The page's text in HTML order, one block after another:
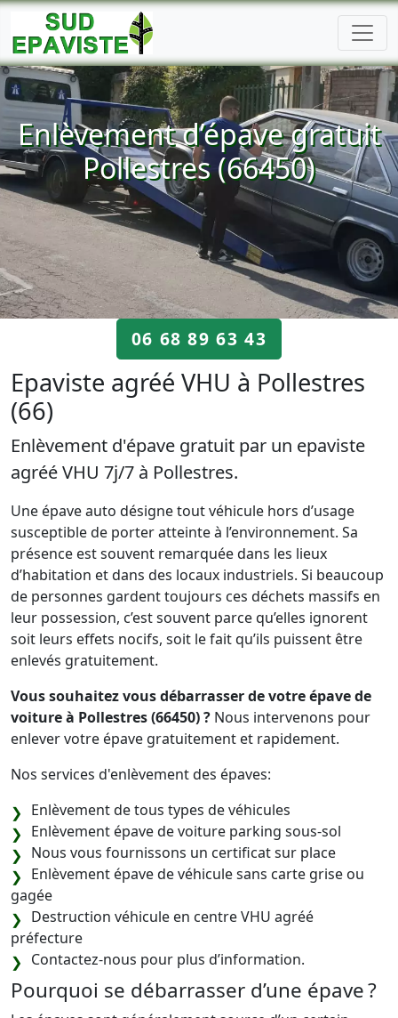
Enlèvement d’épave gratuit
Pollestres (66450)
06 68 89 63 43
Epaviste agréé VHU à Pollestres
(66)
Enlèvement d'épave gratuit par un epaviste
agréé VHU 7j/7 à Pollestres.
Une épave auto désigne tout véhicule hors d’usage
susceptible de porter atteinte à l’environnement. Sa
présence est souvent remarquée dans les lieux
d’habitation et dans des locaux industriels. Si beaucoup
de personnes gardent toujours ces déchets massifs en
leur possession, c’est souvent parce qu’elles ignorent
soit leurs effets nocifs, soit le fait qu’ils puissent être
enlevés gratuitement.
Vous souhaitez vous débarrasser de votre épave de
voiture à Pollestres (66450) ? Nous intervenons pour
enlever votre épave gratuitement et rapidement.
Nos services d'enlèvement des épaves:
Enlèvement de tous types de véhicules
Enlèvement épave de voiture parking sous-sol
Nous vous fournissons un certificat sur place
Enlèvement épave de véhicule sans carte grise ou
gagée
Destruction véhicule en centre VHU agréé
préfecture
Contactez-nous pour plus d’information.
Pourquoi se débarrasser d’une épave ?